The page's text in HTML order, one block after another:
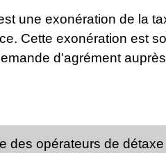
une exonération de la
Cette exonération est
d'agrément
des opérateurs de détaxe